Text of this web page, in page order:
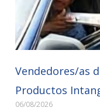
Vendedores/as
Productos
06/08/2026